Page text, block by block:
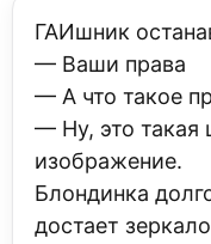
ГАИшник
— Ваши права
— А что такое
— Ну, это такая
изображение.
Блондинка
достает